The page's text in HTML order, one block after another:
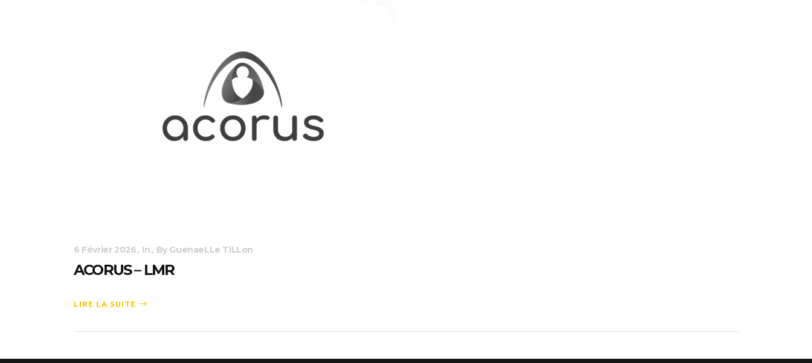
6 Février 2026 In By GuenaeLLe TiLLon
ACORUS – LMR
LIRE LA SUITE